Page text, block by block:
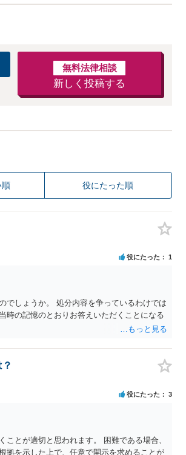
無料法律相談
新しく投稿する
順 役にたった順
役にたった 1
でしょうか。 処分内容を争っているわけでは
時の記憶のとおりお答えいただくことになる
役にたった 3
とが適切と思われます。 困難である場合、
拠を示した上で、任意で開示を求めることが